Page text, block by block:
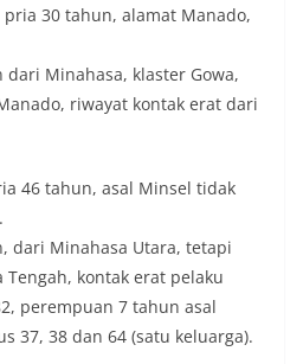
pria 30 tahun, alamat Manado,
dari Minahasa, klaster Gowa,
riwayat kontak erat dari
46 tahun, asal Minsel tidak
dari Minahasa Utara, tetapi
Tengah, kontak erat pelaku
perempuan 7 tahun asal
37, 38 dan 64 (satu keluarga).